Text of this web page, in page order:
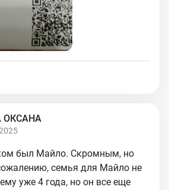
ОКСАНА
был Майло. Скромным, но
семья для Майло не
уже 4 года, но он все еще